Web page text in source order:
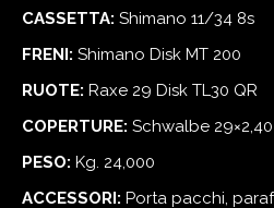
CASSETTA: Shimano 11/34 8s
FRENI: Shimano Disk MT 200
RUOTE: Raxe 29 Disk TL30 QR
COPERTURE: Schwalbe
PESO: Kg. 24,000
ACCESSORI: Porta pacchi,